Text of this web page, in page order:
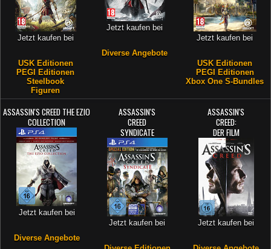
Jetzt kaufen bei
USK Editionen
PEGI Editionen
Steelbook
Figuren
Jetzt kaufen bei
Diverse Angebote
Jetzt kaufen bei
USK Editionen
PEGI Editionen
Xbox One S-Bundles
ASSASSIN'S CREED THE EZIO
COLLECTION
Jetzt kaufen bei
Diverse Angebote
ASSASSIN'S
CREED
SYNDICATE
Jetzt kaufen bei
ASSASSIN'S
CREED:
DER FILM
Jetzt kaufen bei